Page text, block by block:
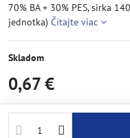
70% BA + 30% PES, sirka
jednotka) Čítajte viac
Skladom
0,67 €